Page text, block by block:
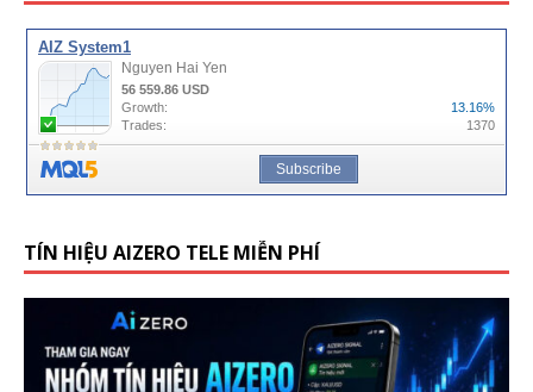
TÍN HIỆU AIZERO TELE MIỄN PHÍ